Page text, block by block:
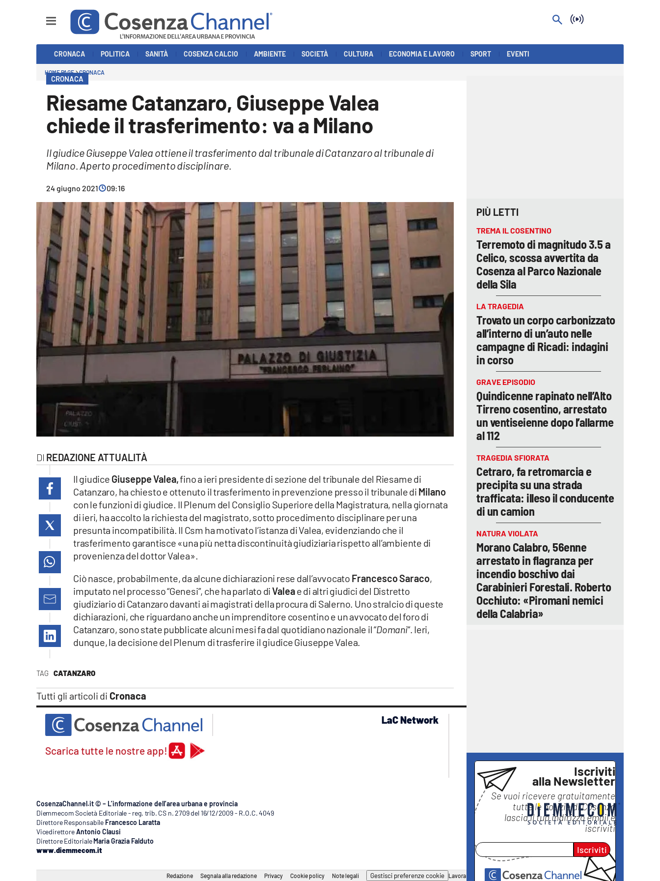
Economia e Lavoro
Lac Network
cosenzachannel.it
lacapitalenews.it
Vai
CRONACA POLITICA SANITÀ COSENZA CALCIO AMBIENTE SOCIETÀ CULTURA ECONOMIA E LAVORO SPORT EVENTI
HOME PAGE CRONACA
CRONACA
Riesame Catanzaro, Giuseppe Valea
chiede il trasferimento: va a Milano
Il giudice Giuseppe Valea ottiene il trasferimento dal tribunale di Catanzaro al tribunale di
Milano. Aperto procedimento disciplinare.
24 giugno 2021 09:16
REDAZIONE ATTUALITÀ
TAG CATANZARO
Tutti gli articoli di Cronaca
Il giudice Giuseppe Valea,fino a ieri presidente di sezione del tribunale del Riesame di
Catanzaro, ha chiesto e ottenuto il trasferimento in prevenzione presso il tribunale di Milano
con le funzioni di giudice. Il Plenum del Consiglio Superiore della Magistratura, nella giornata
di ieri, ha accolto la richiesta del magistrato, sotto procedimento disciplinare per una
presunta incompatibilità. Il Csm ha motivato l’istanza di Valea, evidenziando che il
trasferimento garantisce «una più netta discontinuità giudiziaria rispetto all’ambiente di
provenienza del dottor Valea».
Ciò nasce, probabilmente, da alcune dichiarazioni rese dall’avvocato Francesco Saraco,
imputato nel processo “Genesi”, che ha parlato diValeae di altri giudici del Distretto
giudiziario di Catanzaro davanti ai magistrati della procura di Salerno. Uno stralcio di queste
dichiarazioni, che riguardano anche un imprenditore cosentino e un avvocato del foro di
Catanzaro, sono state pubblicate alcuni mesi fa dal quotidiano nazionale il “Domani“. Ieri,
dunque, la decisione del Plenum di trasferire il giudice Giuseppe Valea.
PIÙ LETTI
TREMA IL COSENTINO
Terremoto di magnitudo 3.5 a
Celico, scossa avvertita da
Cosenza al Parco Nazionale
della Sila
LA TRAGEDIA
Trovato un corpo carbonizzato
all’interno di un’auto nelle
campagne di Ricadi: indagini
in corso
GRAVE EPISODIO
Quindicenne rapinato nell’Alto
Tirreno cosentino, arrestato
un ventiseienne dopo l’allarme
al 112
TRAGEDIA SFIORATA
Cetraro, fa retromarcia e
precipita su una strada
trafficata: illeso il conducente
di un camion
NATURA VIOLATA
Morano Calabro, 56enne
arrestato in flagranza per
incendio boschivo dai
Carabinieri Forestali. Roberto
Occhiuto: «Piromani nemici
della Calabria»
Iscriviti
alla Newsletter
Se vuoi ricevere gratuitamente
tutte le notizie diCosenza
lascia il tuo indirizzo email e
iscriviti
Iscriviti
Scarica tutte le nostre app!
LaC Network
ilvibonese.it
catanzarochannel.it
CosenzaChannel.it © – L’informazione dell’area urbana e provincia
Diemmecom Società Editoriale - reg. trib. CS n. 2709 del 16/12/2009 - R.O.C. 4049
Direttore Responsabile Francesco Laratta
VicedirettoreAntonio Clausi
Direttore Editoriale Maria Grazia Falduto
www.diemmecom.it
Redazione Segnala alla redazione Privacy Cookie policy Note legali Gestisci preferenze cookie Lavora con noi